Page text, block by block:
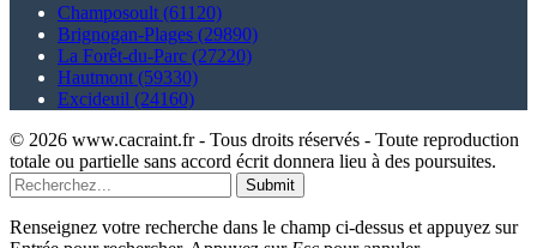
Champosoult (61120)
Brignogan-Plages (29890)
La Forêt-du-Parc (27220)
Hautmont (59330)
Excideuil (24160)
© 2026 www.cacraint.fr - Tous droits réservés - Toute reproduction
totale ou partielle sans accord écrit donnera lieu à des poursuites.
Submit
Renseignez votre recherche dans le champ ci-dessus et appuyez sur